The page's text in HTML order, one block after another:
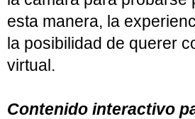
esta manera, la
la posibilidad de querer
virtual.
Contenido interactivo